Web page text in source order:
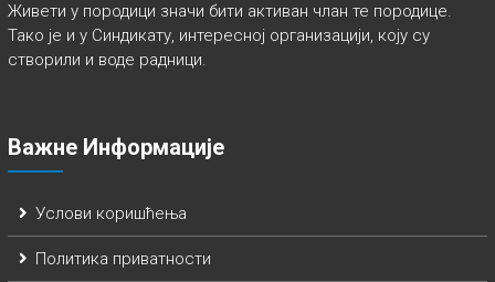
Живети у породици значи бити активан члан те породице.
Тако је и у Синдикату, интересној организацији, коју су
створили и воде радници.
Важне Информације
Услови коришћења
Политика приватности